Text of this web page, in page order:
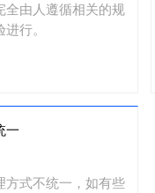
全由人遵循相关的规
行。
一
方式不统一，如有些